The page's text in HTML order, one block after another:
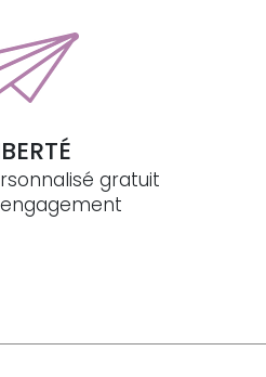
gratuit